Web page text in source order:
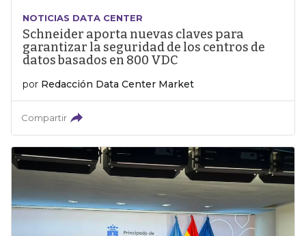
NOTICIAS DATA CENTER
Schneider aporta nuevas claves para
garantizar la seguridad de los centros de
datos basados en 800 VDC
por Redacción Data Center Market
Compartir